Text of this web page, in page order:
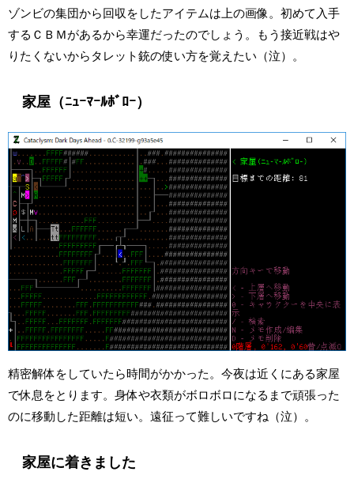
ゾンビの集団から回収をしたアイテムは上の画像。初めて入手
するＣＢＭがあるから幸運だったのでしょう。もう接近戦はや
りたくないからタレット銃の使い方を覚えたい（泣）。
家屋（ﾆｭｰﾏｰﾙﾎﾞﾛｰ）
精密解体をしていたら時間がかかった。今夜は近くにある家屋
で休息をとります。身体や衣類がボロボロになるまで頑張った
のに移動した距離は短い。遠征って難しいですね（泣）。
家屋に着きました